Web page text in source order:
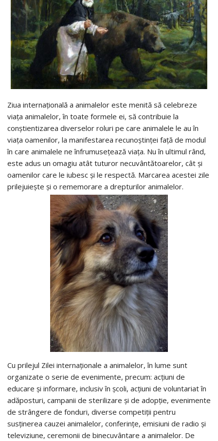
Ziua internațională a animalelor este menită să celebreze
viața animalelor, în toate formele ei, să contribuie la
conștientizarea diverselor roluri pe care animalele le au în
viața oamenilor, la manifestarea recunoștinței față de modul
în care animalele ne înfrumusețează viața. Nu în ultimul rând,
este adus un omagiu atât tuturor necuvântătoarelor, cât și
oamenilor care le iubesc și le respectă. Marcarea acestei zile
prilejuiește și o rememorare a drepturilor animalelor.
Cu prilejul Zilei internaționale a animalelor, în lume sunt
organizate o serie de evenimente, precum: acțiuni de
educare și informare, inclusiv în școli, acțiuni de voluntariat în
adăposturi, campanii de sterilizare și de adopție, evenimente
de strângere de fonduri, diverse competiții pentru
susținerea cauzei animalelor, conferințe, emisiuni de radio și
televiziune, ceremonii de binecuvântare a animalelor. De